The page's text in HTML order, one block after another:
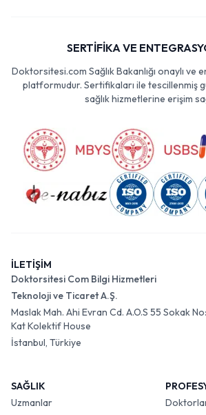
SERTİFİKA VE
Doktorsitesi.com Sağlık Bakanlığı onaylı ve
platformudur. Sertifikaları ile tescillenmiş
sağlık hizmetlerine erişim
İLETİŞİM
Doktorsitesi Com Bilgi Hizmetleri
Teknoloji ve Ticaret A.Ş.
Maslak Mah. Ahi Evran Cd. A.O.S 55 Sokak
Kat Kolektif House
İstanbul, Türkiye
SAĞLIK
Uzmanlar